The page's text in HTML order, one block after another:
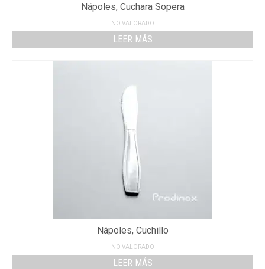
Nápoles, Cuchara Sopera
NO VALORADO
LEER MÁS
Nápoles, Cuchillo
NO VALORADO
LEER MÁS